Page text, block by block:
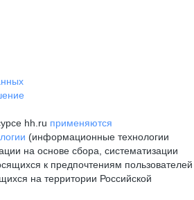
hh.ru применяются
(информационные технологии
на основе сбора, систематизации
к предпочтениям пользователей
на территории Российской